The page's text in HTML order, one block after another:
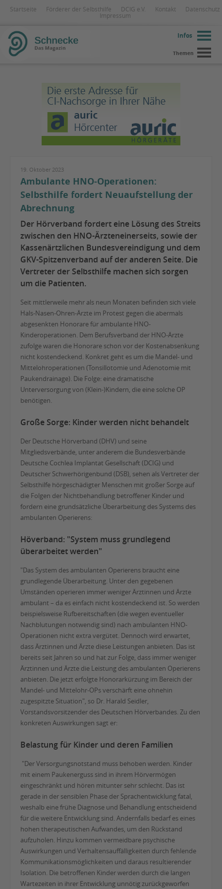
Startseite Förderer der Selbsthilfe DCIG e.V. Kontakt
Datenschutz
Impressum
Infos
Themen
19. Oktober 2023
Ambulante HNO-Operationen:
Selbsthilfe fordert Neuaufstellung der
Abrechnung
Der Hörverband fordert eine Lösung des Streits
zwischen den HNO-Ärzteneinerseits, sowie der
Kassenärtzlichen Bundesvereindigung und dem
GKV-Spitzenverband auf der anderen Seite. Die
Vertreter der Selbsthilfe machen sich sorgen
um die Patienten.
Seit mittlerweile mehr als neun Monaten befinden sich viele
Hals-Nasen-Ohren-Ärzte im Protest gegen die abermals
abgesenkten Honorare für ambulante HNO-
Kinderoperationen. Dem Berufsverband der HNO-Ärzte
zufolge waren die Honorare schon vor der Kostenabsenkung
nicht kostendeckend. Konkret geht es um die Mandel- und
Mittelohroperationen (Tonsillotomie und Adenotomie mit
Paukendrainage). Die Folge: eine dramatische
Unterversorgung von (Klein-)Kindern, die eine solche OP
benötigen.
Große Sorge: Kinder werden nicht behandelt
Der Deutsche Hörverband (DHV) und seine
Mitgliedsverbände, unter anderem die Bundesverbände
Deutsche Cochlea Implantat Gesellschaft (DCIG) und
Deutscher Schwerhörigenbund (DSB), sehen als Vertreter der
Selbsthilfe hörgeschädigter Menschen mit großer Sorge auf
die Folgen der Nichtbehandlung betroffener Kinder und
fordern eine grundsätzliche Überarbeitung des Systems des
ambulanten Operierens:
Höverband: "System muss grundlegend
überarbeitet werden"
"Das System des ambulanten Operierens braucht eine
grundlegende Überarbeitung. Unter den gegebenen
Umständen operieren immer weniger Ärztinnen und Ärzte
ambulant – da es einfach nicht kostendeckend ist. So werden
beispielsweise Rufbereitschaften (die wegen eventueller
Nachblutungen notwendig sind) nach ambulanten HNO-
Operationen nicht extra vergütet. Dennoch wird erwartet,
dass Ärztinnen und Ärzte diese Leistungen anbieten. Das ist
bereits seit Jahren so und hat zur Folge, dass immer weniger
Ärztinnen und Ärzte die Leistung des ambulanten Operierens
anbieten. Die jetzt erfolgte Honorarkürzung im Bereich der
Mandel- und Mittelohr-OPs verschärft eine ohnehin
zugespitzte Situation", so Dr. Harald Seidler,
Vorstandsvorsitzender des Deutschen Hörverbandes. Zu den
konkreten Auswirkungen sagt er:
Belastung für Kinder und deren Familien
"Der Versorgungsnotstand muss behoben werden. Kinder
mit einem Paukenerguss sind in ihrem Hörvermögen
eingeschränkt und hören mitunter sehr schlecht. Das ist
gerade in der sensiblen Phase der Sprachentwicklung fatal,
weshalb eine frühe Diagnose und Behandlung entscheidend
für die weitere Entwicklung sind. Andernfalls bedarf es eines
hohen therapeutischen Aufwandes, um den Rückstand
aufzuholen. Hinzu kommen vermeidbare psychische
Auswirkungen und Verhaltensauffälligkeiten durch fehlende
Kommunikationsmöglichkeiten und daraus resultierender
Isolation. Die betroffenen Kinder werden durch die langen
Wartezeiten in ihrer Entwicklung unnötig zurückgeworfen